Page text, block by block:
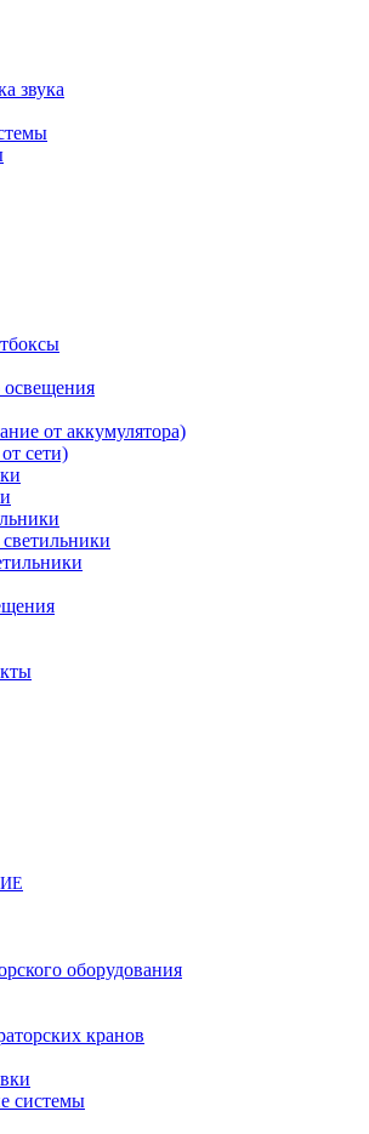
звука
от аккумулятора)
сети)
оборудования
кранов
системы